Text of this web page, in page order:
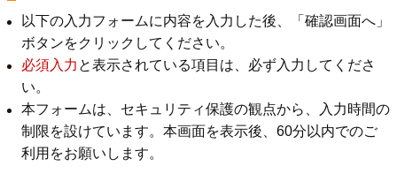
以下の入力フォームに内容を入力した後、「確認画面へ」
ボタンをクリックしてください。
必須入力 と表示されている項目は、必ず入力してくださ
い。
本フォームは、セキュリティ保護の観点から、入力時間の
制限を設けています。本画面を表示後、60分以内でのご
利用をお願いします。